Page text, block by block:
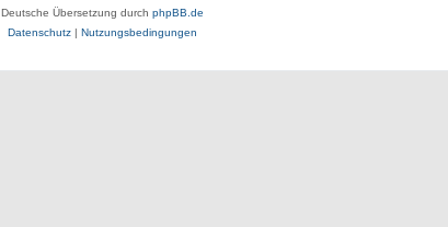
Deutsche Übersetzung durch phpBB.de
Datenschutz| Nutzungsbedingungen